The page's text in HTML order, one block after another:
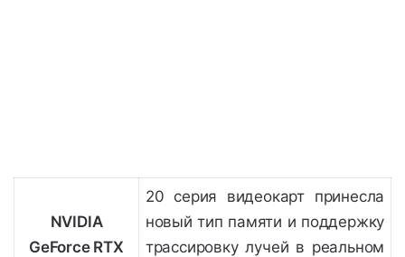
NVIDIA
GeForce RTX
20 серия видеокарт принесла
новый тип памяти и поддержку
трассировку лучей в реальном